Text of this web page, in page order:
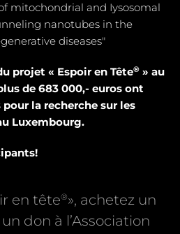
mitochondrial and Iysosomal
nanotubes in the
diseases"
projet « Espoir en Tête® » au
de 683 000,- euros ont
la recherche sur les
Luxembourg.
en tête®», achetez un
don à l’Association